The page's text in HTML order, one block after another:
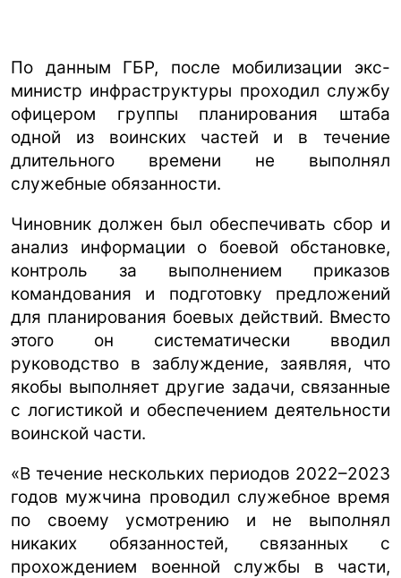
По данным ГБР, после мобилизации экс-
министр инфраструктуры проходил службу
офицером группы планирования штаба
одной из воинских частей и в течение
длительного времени не выполнял
служебные обязанности.
Чиновник должен был обеспечивать сбор и
анализ информации о боевой обстановке,
контроль за выполнением приказов
командования и подготовку предложений
для планирования боевых действий. Вместо
этого он систематически вводил
руководство в заблуждение, заявляя, что
якобы выполняет другие задачи, связанные
с логистикой и обеспечением деятельности
воинской части.
«В течение нескольких периодов 2022–2023
годов мужчина проводил служебное время
по своему усмотрению и не выполнял
никаких обязанностей, связанных с
прохождением военной службы в части,